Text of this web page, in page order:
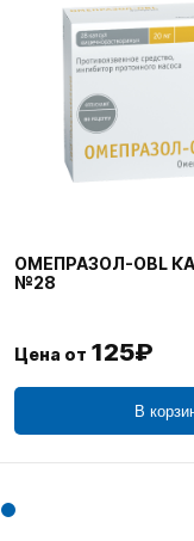
ОМЕПРАЗОЛ-OBL
№28
Цена от 125₽
В